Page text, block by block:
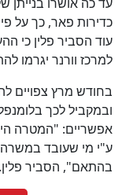
כדירות פאר, כך על
עוד הסביר פלין כי
למרכז וורנר יגרמו
בחודש מרץ צפויים
ובמקביל לכך
אפשריים: "המטרה
ע"י מי שעובד
בהתאם", הסביר פלין.